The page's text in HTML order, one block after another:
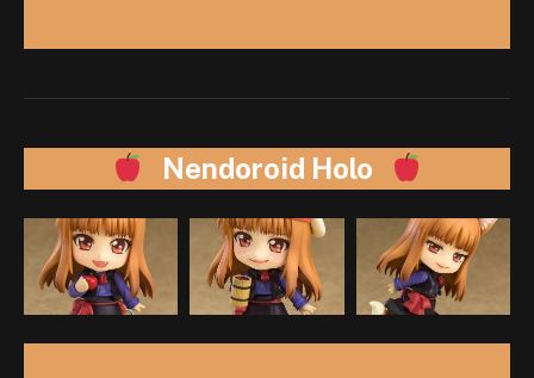
Nendoroid Holo